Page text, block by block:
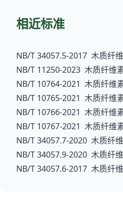
相近标准
NB/T 34057.5-2017 木质纤
NB/T 11250-2023 木质纤维
NB/T 10764-2021 木质纤维
NB/T 10765-2021 木质纤维
NB/T 10766-2021 木质纤维
NB/T 10767-2021 木质纤维
NB/T 34057.7-2020 木质纤
NB/T 34057.9-2020 木质纤
NB/T 34057.6-2017 木质纤